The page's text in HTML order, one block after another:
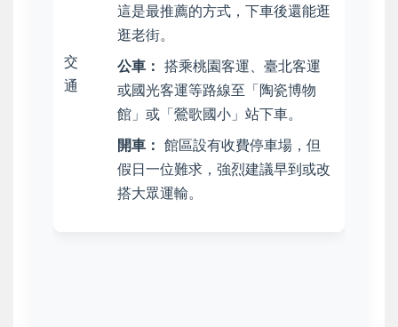
交
通
這是最推薦的方式，下車後還能逛
逛老街。
公車： 搭乘桃園客運、臺北客運
或國光客運等路線至「陶瓷博物
館」或「鶯歌國小」站下車。
開車： 館區設有收費停車場，但
假日一位難求，強烈建議早到或改
搭大眾運輸。